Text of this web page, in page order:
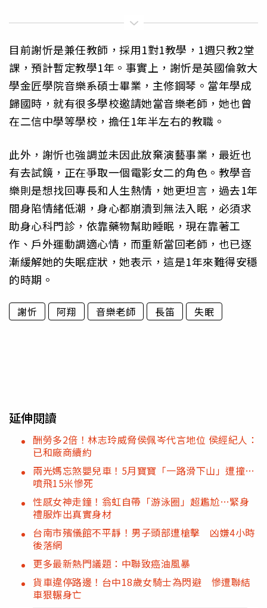
目前謝忻是兼任教師，採用1對1教學，1週只教2堂
課，預計暫定教學1年。事實上，謝忻是英國倫敦大
學金匠學院音樂系碩士畢業，主修鋼琴。當年學成
歸國時，就有很多學校邀請她當音樂老師，她也曾
在二信中學等學校，擔任1年半左右的教職。
此外，謝忻也強調並未因此放棄演藝事業，最近也
有去試鏡，正在爭取一個電影女二的角色。教學音
樂則是想找回專長和人生熱情，她更坦言，過去1年
間身陷情緒低潮，身心都崩潰到無法入眠，必須求
助身心科門診，依靠藥物幫助睡眠，現在靠著工
作、戶外運動調適心情，而重新當回老師，也已逐
漸緩解她的失眠症狀，她表示，這是1年來難得安穩
的時期。
謝忻 阿翔 音樂老師 長笛 失眠
延伸閱讀
酬勞多2倍！林志玲威脅侯佩岑代言地位 侯經紀人：
已和廠商續約
兩光媽忘煞嬰兒車！5月寶寶「一路滑下山」遭撞…
噴飛15米慘死
性感女神走鐘！翁虹自帶「游泳圈」超尷尬…緊身
禮服炸出真實身材
台南市殯儀館不平靜！男子頭部遭槍擊 凶嫌4小時
後落網
更多最新熱門議題：中聯致癌油風暴
貨車違停路邊！台中18歲女騎士為閃避 慘遭聯結
車狠輾身亡